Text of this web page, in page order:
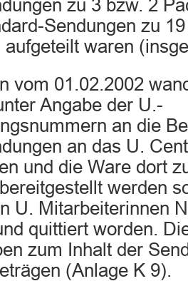
zu 3 bzw. 2
Sendungen zu
aufgeteilt waren
vom 01.02.2002
Angabe der U.-
an die
an das U.
und die Ware dort
werden
U. Mitarbeiterinnen
quittiert worden.
zum Inhalt der
(Anlage K 9).